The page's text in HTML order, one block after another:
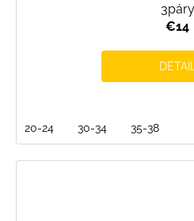
3páry
€14
DETAIL
20-24 30-34 35-38